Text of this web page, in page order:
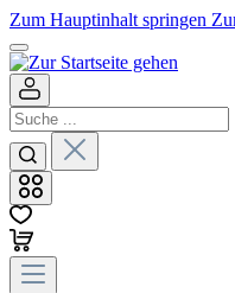
Zum Hauptinhalt springen